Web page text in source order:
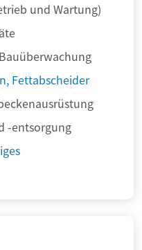
und Wartung)
Fettabscheider
-entsorgung